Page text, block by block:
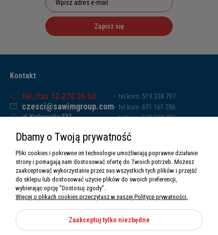
Zapisz się
Kontakt
tel./fax 12 270 36 50
czesci@sawimgroup.com
ul. Krakowska 332,
Sawim Group Mariusz Zdyb sp. k.
NIP: 5130284470
REGON: 5246591010
tel.kom. 519 338 797
tel.kom. 601 161 286
tel.kom. 519 338 793
O nas
Informacje
Dbamy o Twoją prywatność
Pliki cookies i pokrewne im technologie umożliwiają poprawne działanie
strony i pomagają nam dostosować ofertę do Twoich potrzeb. Możesz
zaakceptować wykorzystanie przez nas wszystkich tych plików i przejść
do sklepu lub dostosować użycie plików do swoich preferencji,
wybierając opcję "Dostosuj zgody".
Więcej o plikach cookies przeczytasz w naszej Polityce prywatności.
Zaakceptuj tylko niezbędne